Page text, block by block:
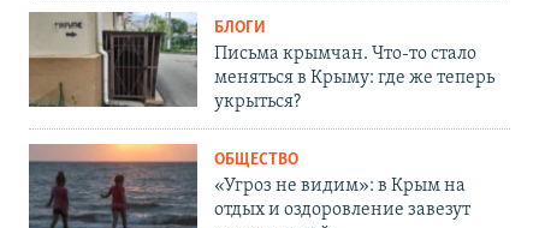
БЛОГИ
Письма крымчан. Что-то стало
меняться в Крыму: где же теперь
укрыться?
ОБЩЕСТВО
«Угроз не видим»: в Крым на
отдых и оздоровление завезут